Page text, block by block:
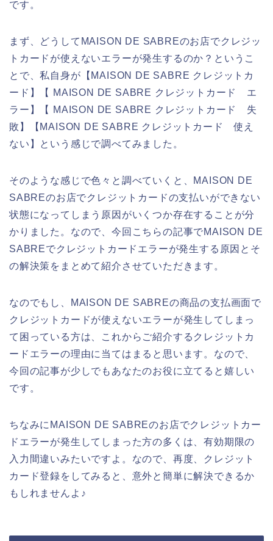
です。
まず、どうしてMAISON DE SABREのお店でクレジッ
トカードが使えないエラーが発生するのか？というこ
とで、私自身が【MAISON DE SABRE クレジットカ
ード】【 MAISON DE SABRE クレジットカード エ
ラー】【 MAISON DE SABRE クレジットカード 失
敗】【MAISON DE SABRE クレジットカード 使え
ない】という感じで調べてみました。
そのような感じで色々と調べていくと、MAISON DE
SABREのお店でクレジットカードの支払いができない
状態になってしまう原因がいくつか存在することが分
かりました。なので、今回こちらの記事でMAISON DE
SABREでクレジットカードエラーが発生する原因とそ
の解決策をまとめて紹介させていただきます。
なのでもし、MAISON DE SABREの商品の支払画面で
クレジットカードが使えないエラーが発生してしまっ
て困っている方は、これからご紹介するクレジットカ
ードエラーの理由に当てはまると思います。なので、
今回の記事が少しでもあなたのお役に立てると嬉しい
です。
ちなみにMAISON DE SABREのお店でクレジットカー
ドエラーが発生してしまった方の多くは、有効期限の
入力間違いみたいですよ。なので、再度、クレジット
カード登録をしてみると、意外と簡単に解決できるか
もしれませんよ♪